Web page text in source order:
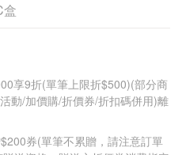
享9折(單筆上限折$500)(部分商
動/加價購/折價券/折扣碼併用)離
券(單筆不累贈，請注意訂單